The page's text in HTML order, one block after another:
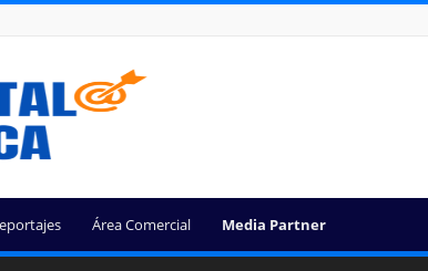
Área Comercial Media Partner